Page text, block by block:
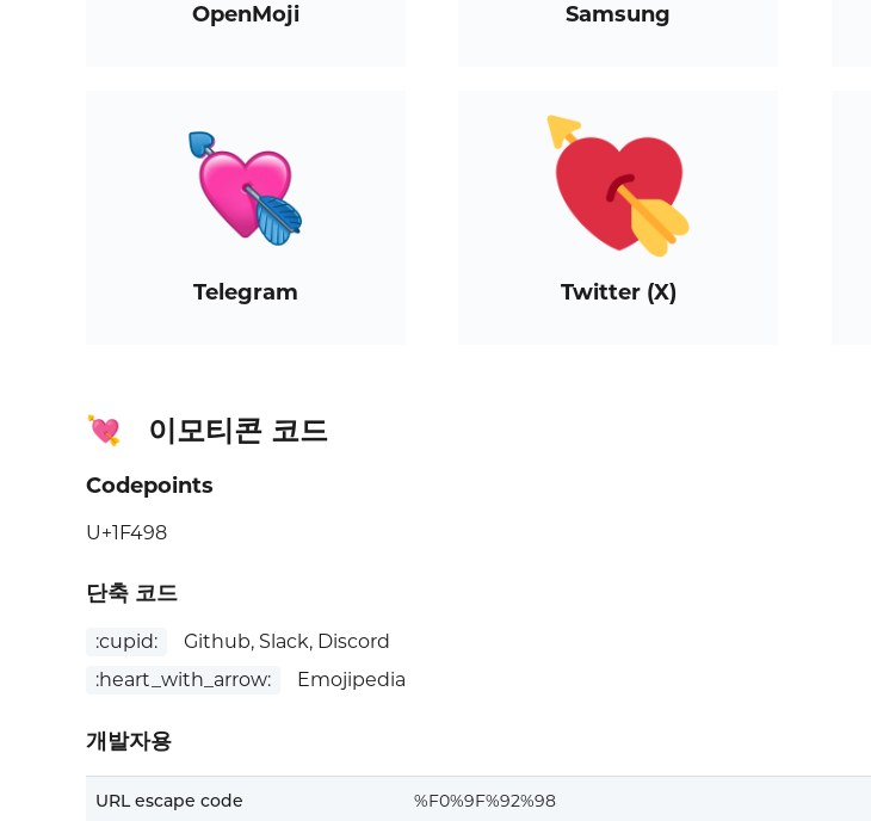
OpenMoji Samsung
Telegram Twitter (X)
💘 이모티콘 코드
Codepoints
U+1F498
단축 코드
:cupid:
Github, Slack, Discord
:heart_with_arrow:
Emojipedia
개발자용
URL escape code %F0%9F%92%98